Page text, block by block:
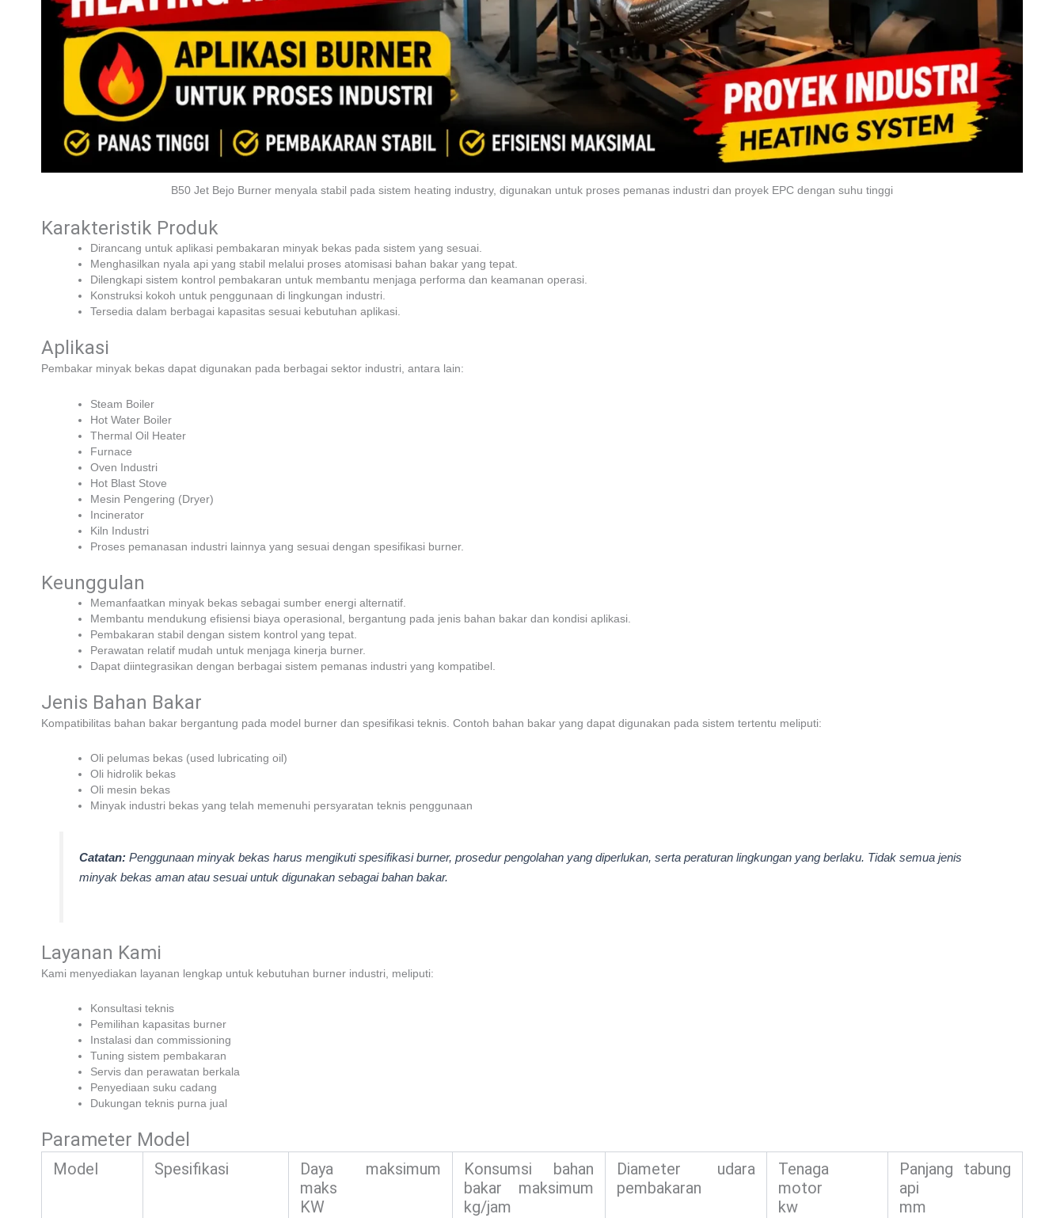
B50 Jet Bejo Burner menyala stabil pada sistem heating industry, digunakan untuk proses pemanas industri dan proyek EPC dengan suhu tinggi
Karakteristik Produk
Dirancang untuk aplikasi pembakaran minyak bekas pada sistem yang sesuai.
Menghasilkan nyala api yang stabil melalui proses atomisasi bahan bakar yang tepat.
Dilengkapi sistem kontrol pembakaran untuk membantu menjaga performa dan keamanan operasi.
Konstruksi kokoh untuk penggunaan di lingkungan industri.
Tersedia dalam berbagai kapasitas sesuai kebutuhan aplikasi.
Aplikasi
Pembakar minyak bekas dapat digunakan pada berbagai sektor industri, antara lain:
Steam Boiler
Hot Water Boiler
Thermal Oil Heater
Furnace
Oven Industri
Hot Blast Stove
Mesin Pengering (Dryer)
Incinerator
Kiln Industri
Proses pemanasan industri lainnya yang sesuai dengan spesifikasi burner.
Keunggulan
Memanfaatkan minyak bekas sebagai sumber energi alternatif.
Membantu mendukung efisiensi biaya operasional, bergantung pada jenis bahan bakar dan kondisi aplikasi.
Pembakaran stabil dengan sistem kontrol yang tepat.
Perawatan relatif mudah untuk menjaga kinerja burner.
Dapat diintegrasikan dengan berbagai sistem pemanas industri yang kompatibel.
Jenis Bahan Bakar
Kompatibilitas bahan bakar bergantung pada model burner dan spesifikasi teknis. Contoh bahan bakar yang dapat digunakan pada sistem tertentu meliputi:
Oli pelumas bekas (used lubricating oil)
Oli hidrolik bekas
Oli mesin bekas
Minyak industri bekas yang telah memenuhi persyaratan teknis penggunaan
Catatan: Penggunaan minyak bekas harus mengikuti spesifikasi burner, prosedur pengolahan yang diperlukan, serta peraturan lingkungan yang berlaku. Tidak semua jenis
minyak bekas aman atau sesuai untuk digunakan sebagai bahan bakar.
Layanan Kami
Kami menyediakan layanan lengkap untuk kebutuhan burner industri, meliputi:
Konsultasi teknis
Pemilihan kapasitas burner
Instalasi dan commissioning
Tuning sistem pembakaran
Servis dan perawatan berkala
Penyediaan suku cadang
Dukungan teknis purna jual
Parameter Model
Model Spesifikasi
Daya maksimum
maks
KW
Konsumsi bahan
bakar maksimum
kg/jam
Diameter udara
pembakaran
Tenaga
motor
kw
Panjang tabung
api
mm